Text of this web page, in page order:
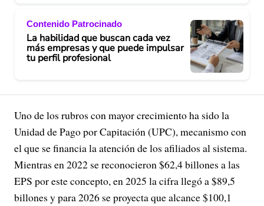
Contenido Patrocinado
La habilidad que buscan cada vez
más empresas y que puede impulsar
tu perfil profesional
Uno de los rubros con mayor crecimiento ha sido la
Unidad de Pago por Capitación (UPC), mecanismo con
el que se financia la atención de los afiliados al sistema.
Mientras en 2022 se reconocieron $62,4 billones a las
EPS por este concepto, en 2025 la cifra llegó a $89,5
billones y para 2026 se proyecta que alcance $100,1